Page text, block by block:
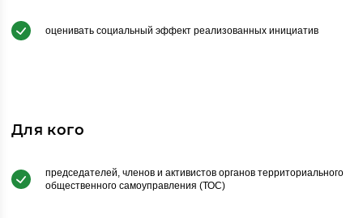
оценивать социальный эффект реализованных инициатив
Для кого
председателей, членов и активистов органов территориального
общественного самоуправления (ТОС)